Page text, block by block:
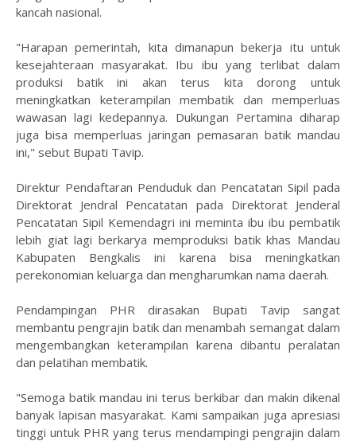
kancah nasional.
"Harapan pemerintah, kita dimanapun bekerja itu untuk
kesejahteraan masyarakat. Ibu ibu yang terlibat dalam
produksi batik ini akan terus kita dorong untuk
meningkatkan keterampilan membatik dan memperluas
wawasan lagi kedepannya. Dukungan Pertamina diharap
juga bisa memperluas jaringan pemasaran batik mandau
ini," sebut Bupati Tavip.
Direktur Pendaftaran Penduduk dan Pencatatan Sipil pada
Direktorat Jendral Pencatatan pada Direktorat Jenderal
Pencatatan Sipil Kemendagri ini meminta ibu ibu pembatik
lebih giat lagi berkarya memproduksi batik khas Mandau
Kabupaten Bengkalis ini karena bisa meningkatkan
perekonomian keluarga dan mengharumkan nama daerah.
Pendampingan PHR dirasakan Bupati Tavip sangat
membantu pengrajin batik dan menambah semangat dalam
mengembangkan keterampilan karena dibantu peralatan
dan pelatihan membatik.
"Semoga batik mandau ini terus berkibar dan makin dikenal
banyak lapisan masyarakat. Kami sampaikan juga apresiasi
tinggi untuk PHR yang terus mendampingi pengrajin dalam